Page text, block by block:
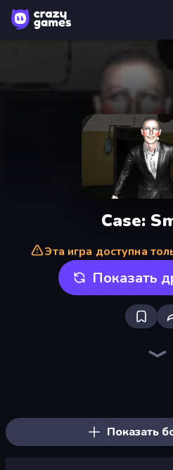
Case:
Эта игра доступна
Показать
Показать